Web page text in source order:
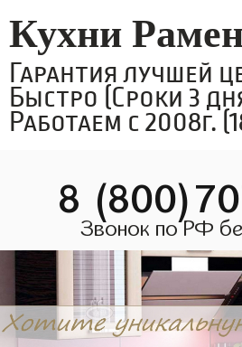
Кухни
Гарантия лучшей
Быстро (Сроки 3
Работаем с 2008г.
8
Звонок по РФ